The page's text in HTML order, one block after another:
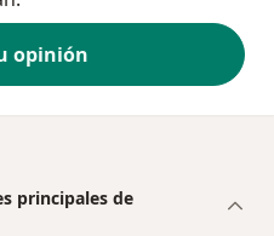
opinión
principales de